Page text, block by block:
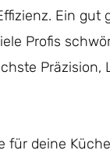
Ein gut
Profis
Präzision,
für deine